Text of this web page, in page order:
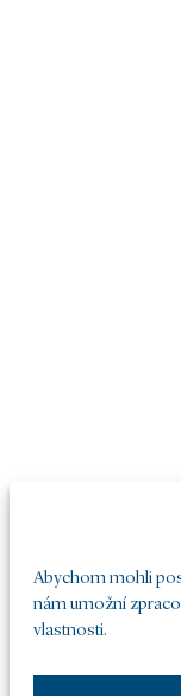
Abychom mohli
nám umožní
vlastnosti.